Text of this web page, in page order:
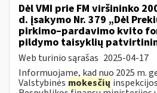
Dėl VMI prie FM viršininko
d. įsakymo Nr. 379 „Dėl
pirkimo–pardavimo kvito
pildymo taisyklių
Web turinio sąrašas 2025-04-17
Informuojame, kad nuo 2025 m.
Valstybinės mokesčių